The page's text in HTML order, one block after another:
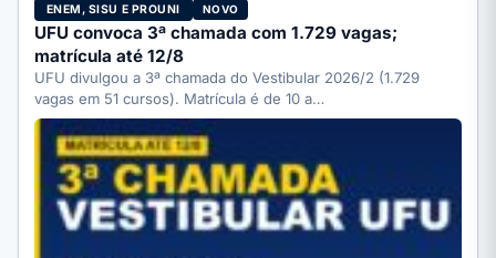
ENEM, SISU E PROUNI NOVO
UFU convoca 3ª chamada com 1.729 vagas;
matrícula até 12/8
UFU divulgou a 3ª chamada do Vestibular 2026/2 (1.729
vagas em 51 cursos). Matrícula é de 10 a…